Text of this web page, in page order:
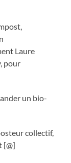
Laure
pour
un bio-
collectif,
[@]